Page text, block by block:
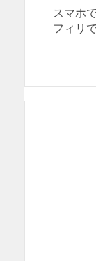
スマホ
フィリ